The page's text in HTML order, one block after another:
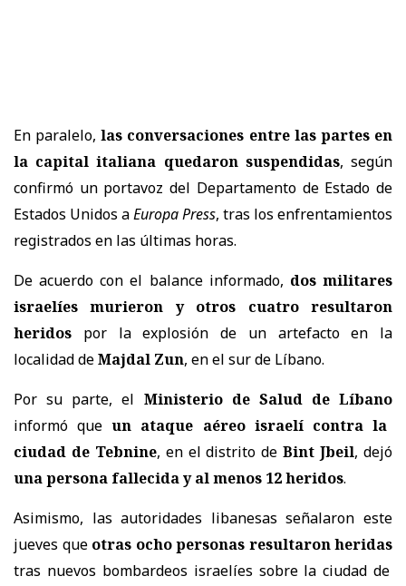
En paralelo,las conversaciones entre las partes en
la capital italiana quedaron suspendidas, según
confirmó un portavoz del Departamento de Estado de
Estados Unidos aEuropa Press, tras los enfrentamientos
registrados en las últimas horas.
De acuerdo con el balance informado, dos militares
israelíes murieron y otros cuatro resultaron
heridos por la explosión de un artefacto en la
localidad deMajdal Zun, en el sur de Líbano.
Por su parte, el Ministerio de Salud de Líbano
informó queun ataque aéreo israelí contra la
ciudad de Tebnine, en el distrito deBint Jbeil, dejó
una persona fallecida y al menos 12 heridos.
Asimismo, las autoridades libanesas señalaron este
jueves que otras ocho personas resultaron heridas
tras nuevos bombardeos israelíes sobre la ciudad de